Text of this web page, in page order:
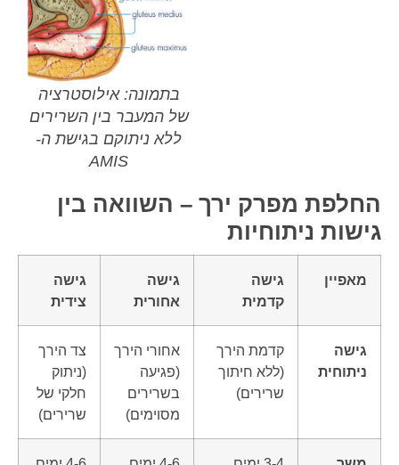
בתמונה: אילוסטרציה
של המעבר בין השרירים
ללא ניתוקם בגישת ה-
AMIS
החלפת מפרק ירך – השוואה בין
גישות ניתוחיות
מאפיין
גישה
קדמית
גישה
אחורית
גישה
צידית
גישה
ניתוחית
קדמת הירך
(ללא חיתוך
שרירים)
אחורי הירך
(פגיעה
בשרירים
מסוימים)
צד הירך
(ניתוק
חלקי של
שרירים)